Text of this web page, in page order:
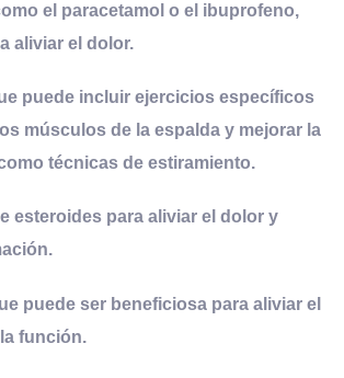
el paracetamol o el ibuprofeno,
aliviar el dolor.
puede incluir ejercicios específicos
músculos de la espalda y mejorar la
técnicas de estiramiento.
esteroides para aliviar el dolor y
puede ser beneficiosa para aliviar el
función.